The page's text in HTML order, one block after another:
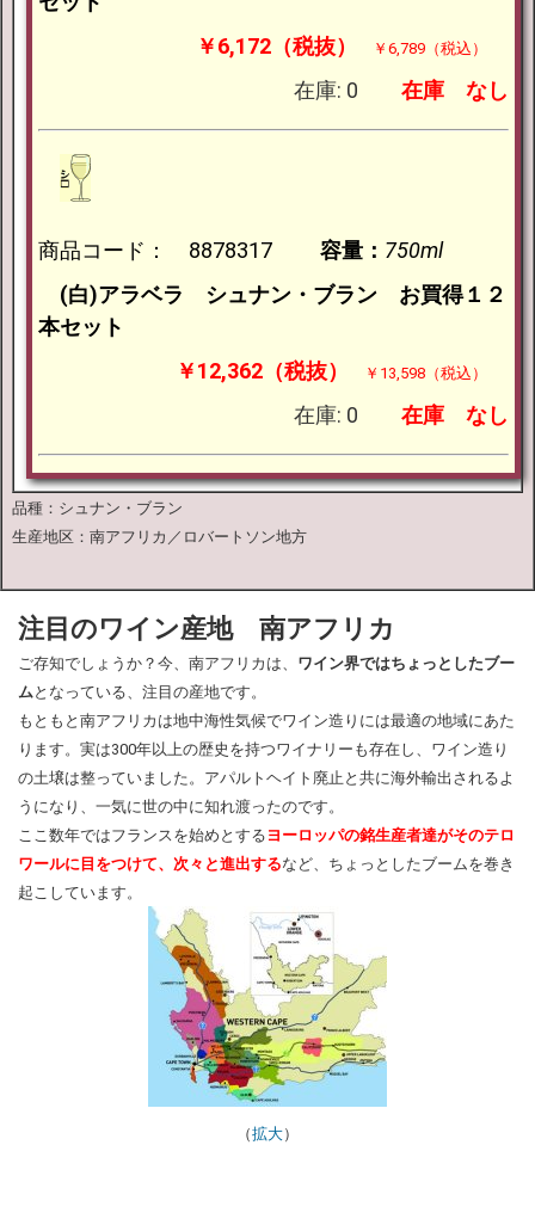
￥6,172（税抜）
￥6,789（税込）
在庫: 0 在庫 なし
商品コード： 8878317 容量： 750ml
(白)アラベラ シュナン・ブラン お買得１２
本セット
￥12,362（税抜）
￥13,598（税込）
在庫: 0 在庫 なし
品種：シュナン・ブラン
生産地区：南アフリカ／ロバートソン地方
注目のワイン産地 南アフリカ
ご存知でしょうか？今、南アフリカは、 ワイン界ではちょっとしたブー
ムとなっている、注目の産地です。
もともと南アフリカは地中海性気候でワイン造りには最適の地域にあた
ります。実は300年以上の歴史を持つワイナリーも存在し、ワイン造り
の土壌は整っていました。アパルトヘイト廃止と共に海外輸出されるよ
うになり、一気に世の中に知れ渡ったのです。
ここ数年ではフランスを始めとする ヨーロッパの銘生産者達がそのテロ
ワールに目をつけて、次々と進出するなど、ちょっとしたブームを巻き
起こしています。
（拡大）